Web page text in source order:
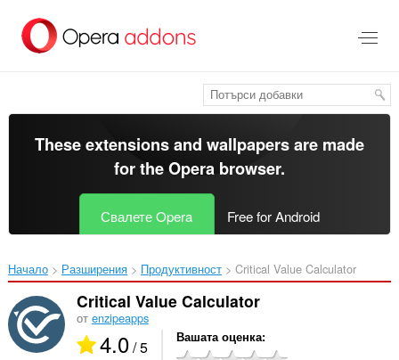
главното
съдържание
These extensions and wallpapers are made
for theOpera browser.
Свалете Opera Free for Android
Начало Разширения Продуктивност Critical Value Calculator‎
Critical Value Calculator
от enzipeapps
4.0/ 5 Вашата оценка